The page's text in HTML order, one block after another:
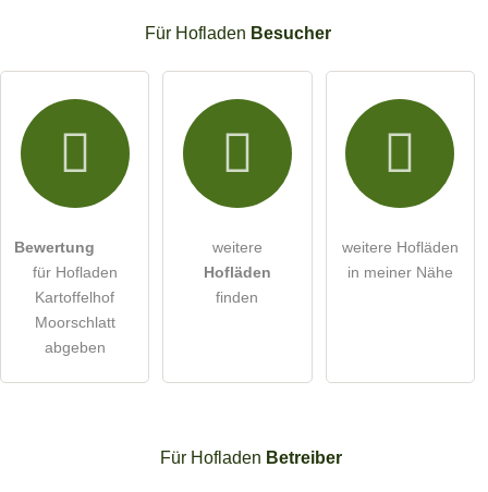
Für Hofladen Besucher
Bewertung
für Hofladen
Kartoffelhof
Moorschlatt
abgeben
weitere
Hofläden
finden
weitere Hofläden
in meiner Nähe
Für Hofladen Betreiber